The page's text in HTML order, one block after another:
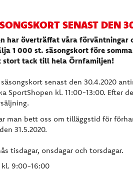
SENAST DEN
har överträffat våra förväntningar
1 000 st. säsongskort före
stort tack till hela Örnfamiljen!
senast den 30.4.2020
SportShopen kl. 11:00-13:00. Efter
man bett oss om tilläggstid för
31.5.2020.
tisdagar, onsdagar och torsdagar.
9:00-16:00